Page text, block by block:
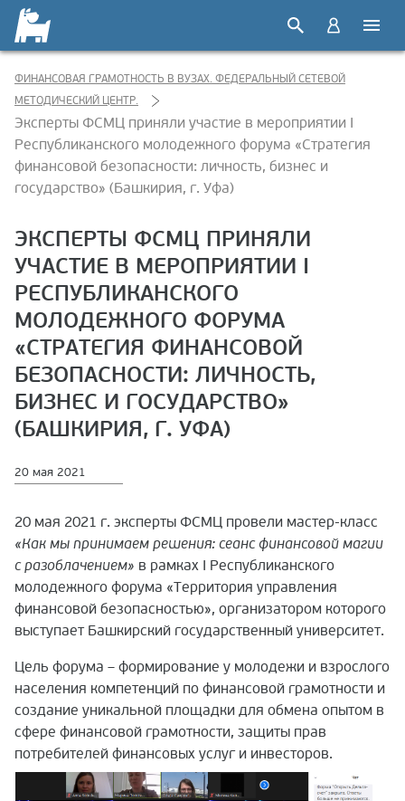
ФИНАНСОВАЯ ГРАМОТНОСТЬ В ВУЗАХ. ФЕДЕРАЛЬНЫЙ СЕТЕВОЙ
МЕТОДИЧЕСКИЙ ЦЕНТР.
Эксперты ФСМЦ приняли участие в мероприятии I
Республиканского молодежного форума «Стратегия
финансовой безопасности: личность, бизнес и
государство» (Башкирия, г. Уфа)
ЭКСПЕРТЫ ФСМЦ ПРИНЯЛИ
УЧАСТИЕ В МЕРОПРИЯТИИ I
РЕСПУБЛИКАНСКОГО
МОЛОДЕЖНОГО ФОРУМА
«СТРАТЕГИЯ ФИНАНСОВОЙ
БЕЗОПАСНОСТИ: ЛИЧНОСТЬ,
БИЗНЕС И ГОСУДАРСТВО»
(БАШКИРИЯ, Г. УФА)
20 мая 2021
20 мая 2021 г. эксперты ФСМЦ провели мастер-класс
«Как мы принимаем решения: сеанс финансовой магии
с разоблачением» в рамках I Республиканского
молодежного форума «Территория управления
финансовой безопасностью», организатором которого
выступает Башкирский государственный университет.
Цель форума – формирование у молодежи и взрослого
населения компетенций по финансовой грамотности и
создание уникальной площадки для обмена опытом в
сфере финансовой грамотности, защиты прав
потребителей финансовых услуг и инвесторов.